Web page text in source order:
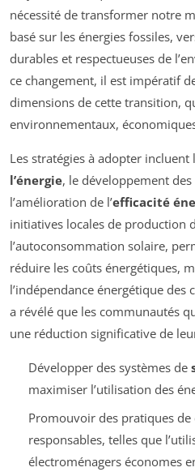
nécessité de transformer notre
basé sur les énergies fossiles,
durables et respectueuses de
ce changement, il est impératif
dimensions de cette transition,
environnementaux,
Les stratégies à adopter incluent
l’énergie, le développement des
l’amélioration de l’efficacité
initiatives locales de production
l’autoconsommation solaire,
réduire les coûts énergétiques,
l’indépendance énergétique des
a révélé que les communautés
une réduction significative de
Développer des systèmes de
maximiser l’utilisation des
Promouvoir des pratiques
responsables, telles que
électroménagers économes